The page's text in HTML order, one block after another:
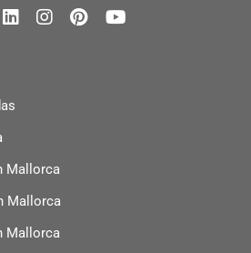
Mallorca
Mallorca
Mallorca